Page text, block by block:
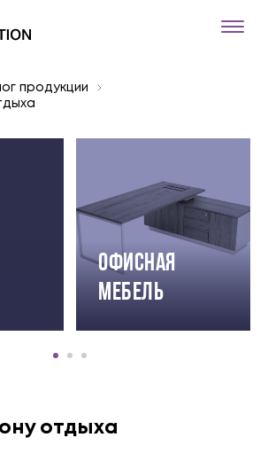
продукции
Офисная
мебель
отдыха